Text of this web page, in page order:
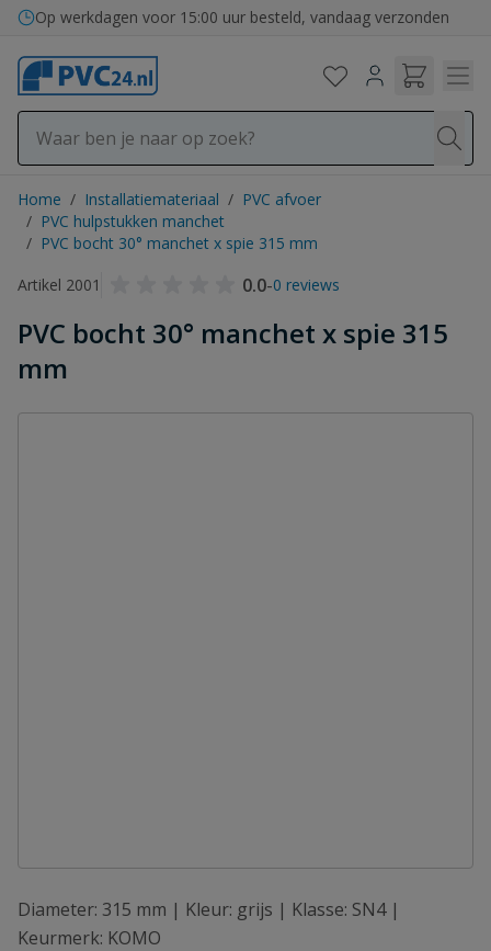
Ga naar de inhoud
Op werkdagen voor 15:00 uur besteld, vandaag verzonden
Home / Installatiemateriaal / PVC afvoer
/ PVC hulpstukken manchet
/ PVC bocht 30° manchet x spie 315 mm
Artikel 2001
0.0-0 reviews
PVC bocht 30° manchet x spie 315
mm
Diameter: 315 mm | Kleur: grijs | Klasse: SN4 |
Keurmerk: KOMO